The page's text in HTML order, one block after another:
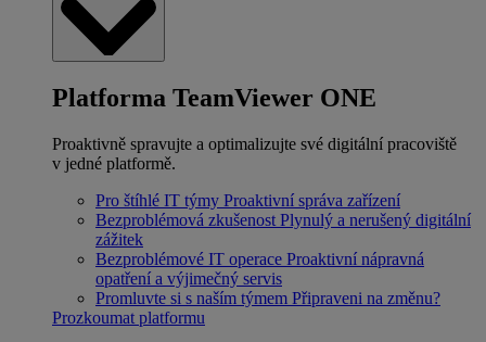
Platforma TeamViewer ONE
Proaktivně spravujte a optimalizujte své digitální pracoviště
v jedné platformě.
Pro štíhlé IT týmy Proaktivní správa zařízení
Bezproblémová zkušenost Plynulý a nerušený digitální
zážitek
Bezproblémové IT operace Proaktivní nápravná
opatření a výjimečný servis
Promluvte si s naším týmem Připraveni na změnu?
Prozkoumat platformu